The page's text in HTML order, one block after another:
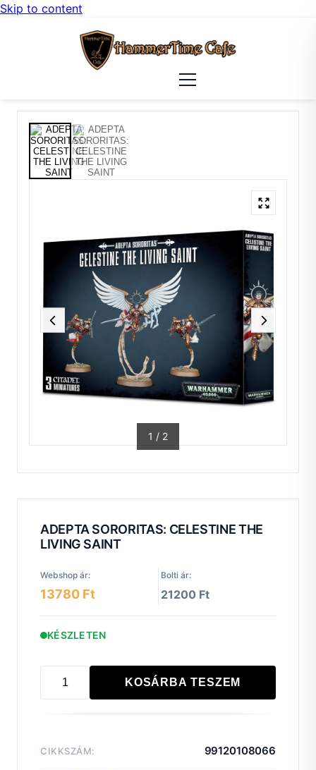
Skip to content
1 / 2
ADEPTA SORORITAS: CELESTINE THE
LIVING SAINT
Webshop ár: Bolti ár:
13780 Ft 21200 Ft
KÉSZLETEN
ADEPTA
KOSÁRBA TESZEM
CIKKSZÁM: 99120108066